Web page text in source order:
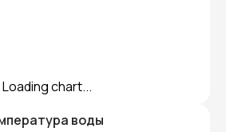
Loading chart...
воды